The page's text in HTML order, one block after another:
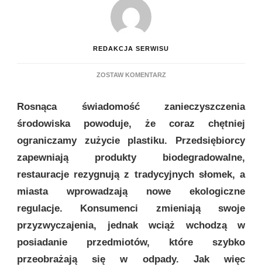
REDAKCJA SERWISU
ZOSTAW KOMENTARZDO
W
JAK
ZUŻYCIE
PLASTIKU
Rosnąca świadomość zanieczyszczenia
środowiska powoduje, że coraz chętniej
ograniczamy zużycie plastiku. Przedsiębiorcy
zapewniają produkty biodegradowalne,
restauracje rezygnują z tradycyjnych słomek, a
miasta wprowadzają nowe ekologiczne
regulacje. Konsumenci zmieniają swoje
przyzwyczajenia, jednak wciąż wchodzą w
posiadanie przedmiotów, które szybko
przeobrażają się w odpady. Jak więc